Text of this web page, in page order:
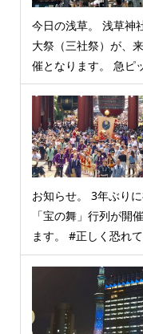
今日の浅草。 浅草神
大祭（三社祭）が、
催となります。 急ピ
お知らせ。 3年ぶり
「宝の舞」行列が開
ます。 #正しく恐れ